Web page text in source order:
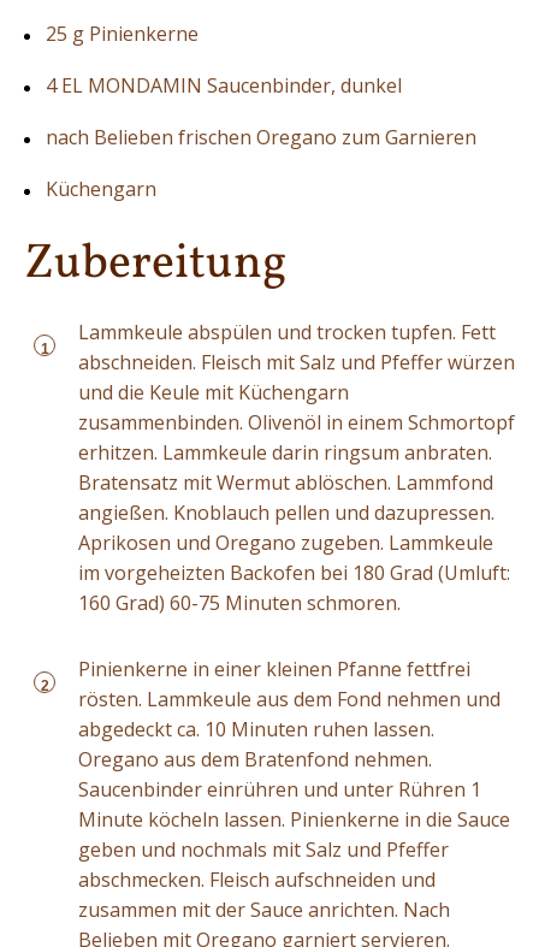
25 g Pinienkerne
4 EL MONDAMIN Saucenbinder, dunkel
nach Belieben frischen Oregano zum Garnieren
Küchengarn
Zubereitung
1
Lammkeule abspülen und trocken tupfen. Fett
abschneiden. Fleisch mit Salz und Pfeffer würzen
und die Keule mit Küchengarn
zusammenbinden. Olivenöl in einem Schmortopf
erhitzen. Lammkeule darin ringsum anbraten.
Bratensatz mit Wermut ablöschen. Lammfond
angießen. Knoblauch pellen und dazupressen.
Aprikosen und Oregano zugeben. Lammkeule
im vorgeheizten Backofen bei 180 Grad (Umluft:
160 Grad) 60-75 Minuten schmoren.
2
Pinienkerne in einer kleinen Pfanne fettfrei
rösten. Lammkeule aus dem Fond nehmen und
abgedeckt ca. 10 Minuten ruhen lassen.
Oregano aus dem Bratenfond nehmen.
Saucenbinder einrühren und unter Rühren 1
Minute köcheln lassen. Pinienkerne in die Sauce
geben und nochmals mit Salz und Pfeffer
abschmecken. Fleisch aufschneiden und
zusammen mit der Sauce anrichten. Nach
Belieben mit Oregano garniert servieren.